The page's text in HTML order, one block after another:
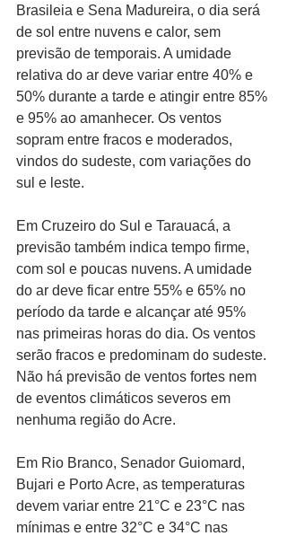
Brasileia e Sena Madureira, o dia será
de sol entre nuvens e calor, sem
previsão de temporais. A umidade
relativa do ar deve variar entre 40% e
50% durante a tarde e atingir entre 85%
e 95% ao amanhecer. Os ventos
sopram entre fracos e moderados,
vindos do sudeste, com variações do
sul e leste.
Em Cruzeiro do Sul e Tarauacá, a
previsão também indica tempo firme,
com sol e poucas nuvens. A umidade
do ar deve ficar entre 55% e 65% no
período da tarde e alcançar até 95%
nas primeiras horas do dia. Os ventos
serão fracos e predominam do sudeste.
Não há previsão de ventos fortes nem
de eventos climáticos severos em
nenhuma região do Acre.
Em Rio Branco, Senador Guiomard,
Bujari e Porto Acre, as temperaturas
devem variar entre 21°C e 23°C nas
mínimas e entre 32°C e 34°C nas